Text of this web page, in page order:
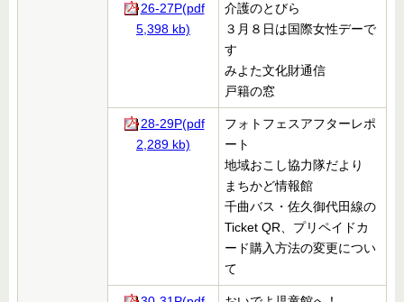
26-27P(pdf
5,398 kb)
介護のとびら
３月８日は国際女性デーで
す
みよた文化財通信
戸籍の窓
28-29P(pdf
2,289 kb)
フォトフェスアフターレポ
ート
地域おこし協力隊だより
まちかど情報館
千曲バス・佐久御代田線の
Ticket QR、プリペイドカ
ード購入方法の変更につい
て